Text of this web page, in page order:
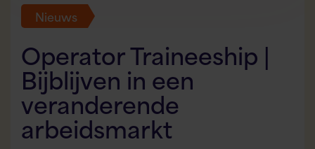
Nieuws
Operator Traineeship |
Bijblijven in een
veranderende
arbeidsmarkt